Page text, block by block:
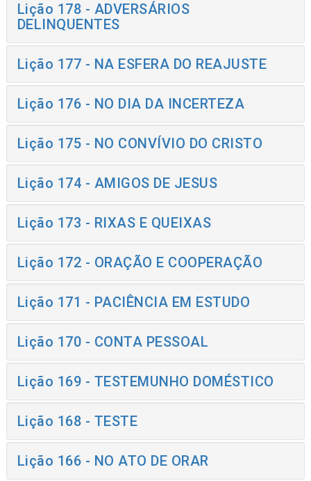
Lição 178 - ADVERSÁRIOS
DELINQUENTES
Lição 177 - NA ESFERA DO REAJUSTE
Lição 176 - NO DIA DA INCERTEZA
Lição 175 - NO CONVÍVIO DO CRISTO
Lição 174 - AMIGOS DE JESUS
Lição 173 - RIXAS E QUEIXAS
Lição 172 - ORAÇÃO E COOPERAÇÃO
Lição 171 - PACIÊNCIA EM ESTUDO
Lição 170 - CONTA PESSOAL
Lição 169 - TESTEMUNHO DOMÉSTICO
Lição 168 - TESTE
Lição 166 - NO ATO DE ORAR